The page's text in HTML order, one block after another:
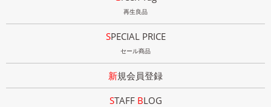
再生良品
SPECIAL PRICE
セール商品
新規会員登録
STAFF BLOG